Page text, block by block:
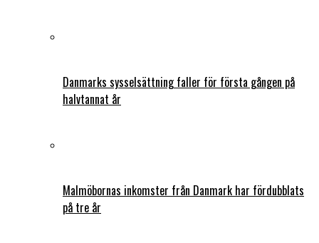
Danmarks sysselsättning faller för första gången på
halvtannat år
Malmöbornas inkomster från Danmark har fördubblats
på tre år